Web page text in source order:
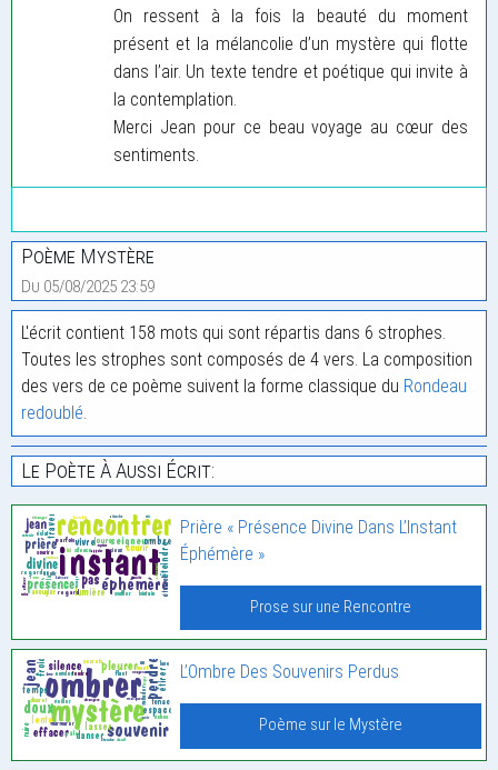
On ressent à la fois la beauté du moment
présent et la mélancolie d’un mystère qui flotte
dans l’air. Un texte tendre et poétique qui invite à
la contemplation.
Merci Jean pour ce beau voyage au cœur des
sentiments.
Poème Mystère
Du 05/08/2025 23:59
L'écrit contient 158 mots qui sont répartis dans 6 strophes.
Toutes les strophes sont composés de 4 vers. La composition
des vers de ce poème suivent la forme classique du Rondeau
redoublé
Le Poète À Aussi Écrit:
Prière « Présence Divine Dans L’Instant
Éphémère »
Prose sur une Rencontre
L’Ombre Des Souvenirs Perdus
Poème sur le Mystère